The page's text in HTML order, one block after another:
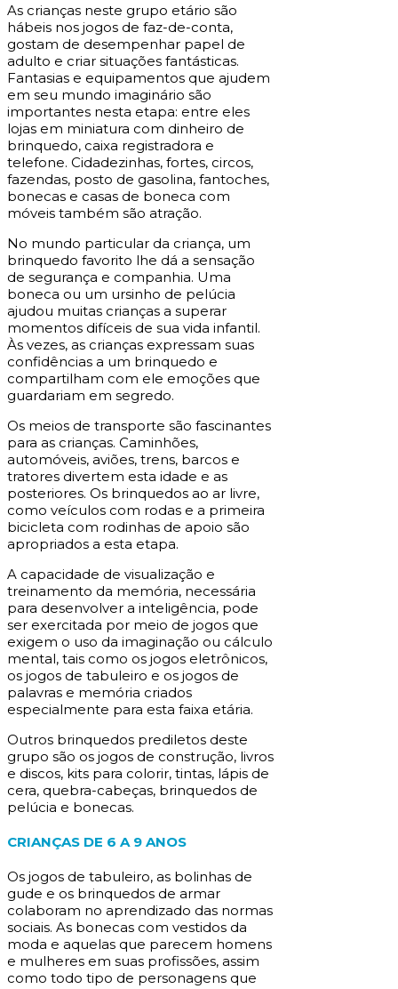
As crianças neste grupo etário são
hábeis nos jogos de faz-de-conta,
gostam de desempenhar papel de
adulto e criar situações fantásticas.
Fantasias e equipamentos que ajudem
em seu mundo imaginário são
importantes nesta etapa: entre eles
lojas em miniatura com dinheiro de
brinquedo, caixa registradora e
telefone. Cidadezinhas, fortes, circos,
fazendas, posto de gasolina, fantoches,
bonecas e casas de boneca com
móveis também são atração.
No mundo particular da criança, um
brinquedo favorito lhe dá a sensação
de segurança e companhia. Uma
boneca ou um ursinho de pelúcia
ajudou muitas crianças a superar
momentos difíceis de sua vida infantil.
Às vezes, as crianças expressam suas
confidências a um brinquedo e
compartilham com ele emoções que
guardariam em segredo.
Os meios de transporte são fascinantes
para as crianças. Caminhões,
automóveis, aviões, trens, barcos e
tratores divertem esta idade e as
posteriores. Os brinquedos ao ar livre,
como veículos com rodas e a primeira
bicicleta com rodinhas de apoio são
apropriados a esta etapa.
A capacidade de visualização e
treinamento da memória, necessária
para desenvolver a inteligência, pode
ser exercitada por meio de jogos que
exigem o uso da imaginação ou cálculo
mental, tais como os jogos eletrônicos,
os jogos de tabuleiro e os jogos de
palavras e memória criados
especialmente para esta faixa etária.
Outros brinquedos prediletos deste
grupo são os jogos de construção, livros
e discos, kits para colorir, tintas, lápis de
cera, quebra-cabeças, brinquedos de
pelúcia e bonecas.
CRIANÇAS DE 6 A 9 ANOS
Os jogos de tabuleiro, as bolinhas de
gude e os brinquedos de armar
colaboram no aprendizado das normas
sociais. As bonecas com vestidos da
moda e aquelas que parecem homens
e mulheres em suas profissões, assim
como todo tipo de personagens que